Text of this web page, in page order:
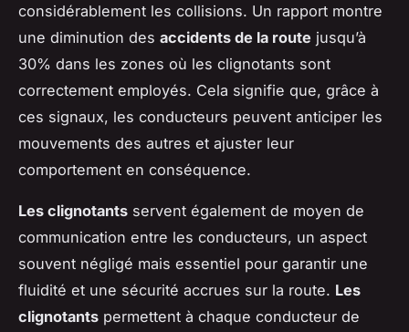
considérablement les collisions. Un rapport montre
une diminution des accidents de la route jusqu’à
30% dans les zones où les clignotants sont
correctement employés. Cela signifie que, grâce à
ces signaux, les conducteurs peuvent anticiper les
mouvements des autres et ajuster leur
comportement en conséquence.
Les clignotants servent également de moyen de
communication entre les conducteurs, un aspect
souvent négligé mais essentiel pour garantir une
fluidité et une sécurité accrues sur la route. Les
clignotants permettent à chaque conducteur de